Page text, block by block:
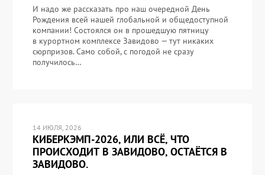
И надо же рассказать про наш очередной День
Рождения всей нашей глобальной и общедоступной
компании! Состоялся он в прошедшую пятницу
в курортном комплексе Завидово — тут никаких
сюрпризов. Само собой, с погодой не сразу
получилось…
14 ИЮЛЯ, 2026
КИБЕРКЭМП-2026, ИЛИ ВСЁ, ЧТО
ПРОИСХОДИТ В ЗАВИДОВО, ОСТАЁТСЯ В
ЗАВИДОВО.